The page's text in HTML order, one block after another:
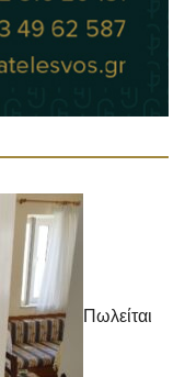
Πωλείται